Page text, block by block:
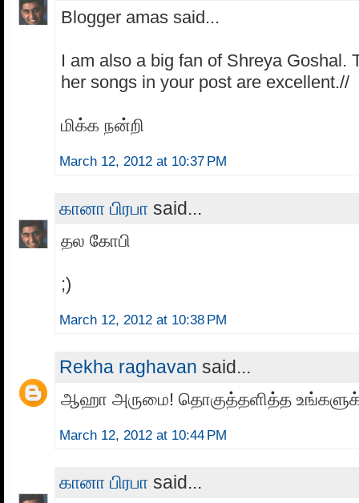
Blogger amas said...
I am also a big fan of Shreya Goshal.
her songs in your post are excellent.//
மிக்க நன்றி
March 12, 2012 at 10:37 PM
கானா பிரபா said...
தல கோபி
;)
March 12, 2012 at 10:38 PM
Rekha raghavan said...
ஆஹா அருமை! தொகுத்தளித்த
March 12, 2012 at 10:44 PM
கானா பிரபா said...